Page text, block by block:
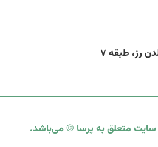
رز، طبقه 7
متعلق به پرسا © می‌باشد.